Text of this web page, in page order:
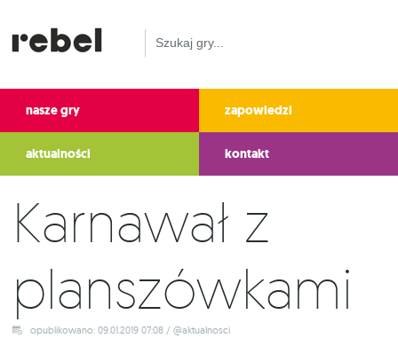
nasze gry zapowiedzi
aktualności kontakt
Karnawał z
planszówkami
opublikowano: 09.01.2019 07:08 / @aktualnosci